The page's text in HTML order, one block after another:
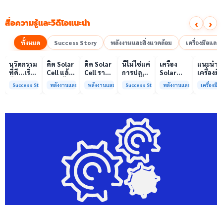
สื่อความรู้และวิดีโอแนะนำ ‹ ›
ทั้งหมด Success Story พลังงานและสิ่งแวดล้อม เครื่องมือแล
00:10
นวัตกรรม
ที่ดี…เริ่ม
ความร่วม
Success Story
00:10
ติด Solar
Cell แล้ว
ลดค่าไฟ
ได้จริง
พลังงานและสิ่งแวดล้อม
00:08
ติด Solar
Cell ราคา
แพง แต่
ค่าไฟ
พลังงานและสิ่งแวดล้อม
เล่นวิดีโอ
นี่ไม่ใช่แค่
การปลูก
คือการ
ให้ป่า
ต้นน้ำและ
ชุมชน
Success Story
เครื่อง
Solar
Simulator
มาตรฐาน
รับรอง
ISO/IEC17025
บริการ
พลังงานและสิ่งแวดล้อม
เล่
01:00
แนะนำ
เครื่องมื
วิเคราะ
ทดสอบ
การกลา
เครื่องมื